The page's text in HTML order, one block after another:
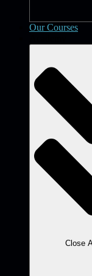
Our Courses
Close